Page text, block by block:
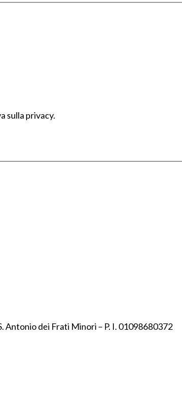
sulla privacy.
Antonio dei Frati Minori – P. I. 01098680372